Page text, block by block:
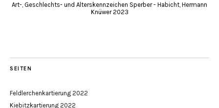
Art-, Geschlechts- und Alterskennzeichen Sperber - Habicht, Hermann
Knüwer 2023
SEITEN
Feldlerchenkartierung 2022
Kiebitzkartierung 2022